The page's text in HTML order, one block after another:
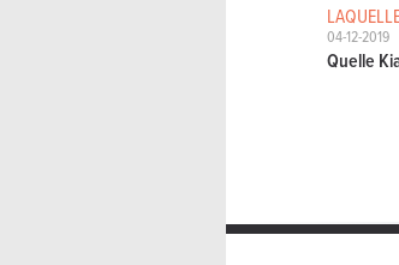
04-12-2019
Quelle